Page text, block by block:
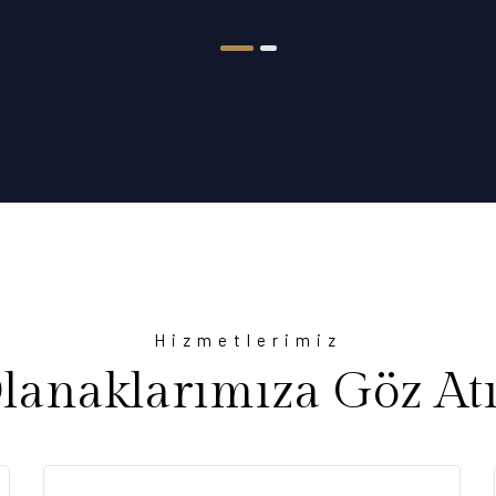
Hizmetlerimiz
Göz